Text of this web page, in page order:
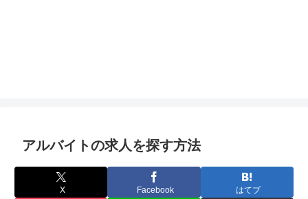
アルバイトの求人を探す方法
X Facebook はてブ